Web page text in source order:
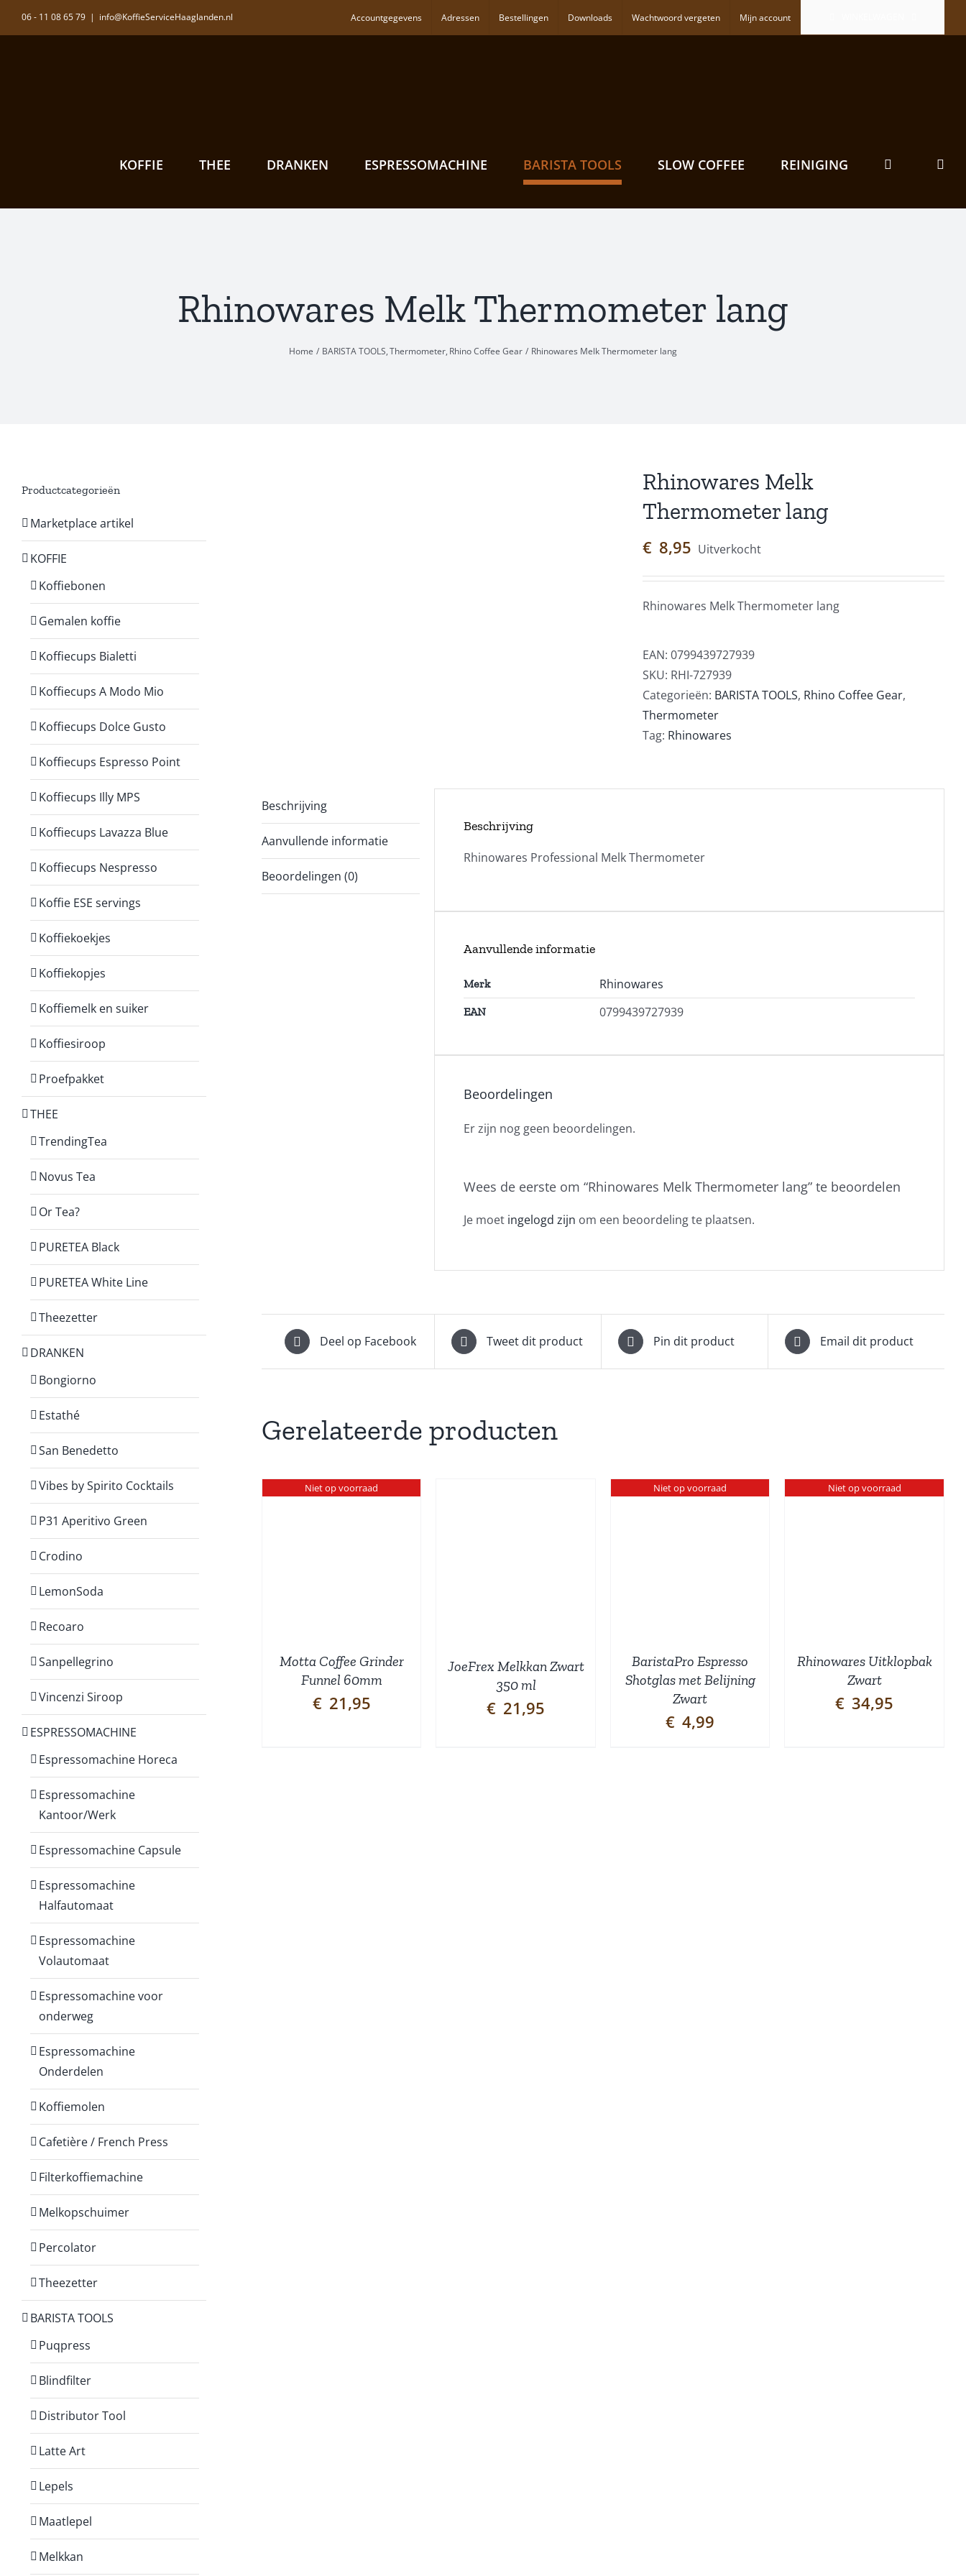
06 - 11 08 65 79 | info@KoffieServiceHaaglanden.nl Accountgegevens Adressen Bestellingen Downloads Wachtwoord vergeten Mijn account
KOFFIE THEE DRANKEN ESPRESSOMACHINE BARISTA TOOLS SLOW COFFEE REINIGING
Rhinowares Melk Thermometer lang
Home BARISTA TOOLS Thermometer Rhino Coffee Gear Rhinowares Melk Thermometer lang
Rhinowares Melk
Thermometer lang
€ 8,95 Uitverkocht
Rhinowares Melk Thermometer lang
EAN: 0799439727939
SKU: RHI-727939
Categorieën: BARISTA TOOLS, Rhino Coffee Gear,
Thermometer
Tag: Rhinowares
Beschrijving
Aanvullende informatie
Beoordelingen (0)
Beschrijving
Rhinowares Professional Melk Thermometer
Aanvullende informatie
Merk Rhinowares
EAN 0799439727939
Beoordelingen
Er zijn nog geen beoordelingen.
Wees de eerste om “Rhinowares Melk Thermometer lang” te beoordelen
Je moet ingelogd zijn om een beoordeling te plaatsen.
Deel op Facebook Tweet dit product Pin dit product Email dit product
Gerelateerde producten
Niet op voorraad
Motta Coffee Grinder
Funnel 60mm
€ 21,95
JoeFrex Melkkan Zwart
350 ml
€ 21,95
Niet op voorraad
BaristaPro Espresso
Shotglas met Belijning
Zwart
€ 4,99
Niet op voorraad
Rhinowares Uitklopbak
Zwart
€ 34,95
Productcategorieën
Marketplace artikel
KOFFIE
Koffiebonen
Gemalen koffie
Koffiecups Bialetti
Koffiecups A Modo Mio
Koffiecups Dolce Gusto
Koffiecups Espresso Point
Koffiecups Illy MPS
Koffiecups Lavazza Blue
Koffiecups Nespresso
Koffie ESE servings
Koffiekoekjes
Koffiekopjes
Koffiemelk en suiker
Koffiesiroop
Proefpakket
THEE
TrendingTea
Novus Tea
Or Tea?
PURETEA Black
PURETEA White Line
Theezetter
DRANKEN
Bongiorno
Estathé
San Benedetto
Vibes by Spirito Cocktails
P31 Aperitivo Green
Crodino
LemonSoda
Recoaro
Sanpellegrino
Vincenzi Siroop
ESPRESSOMACHINE
Espressomachine Horeca
Espressomachine
Kantoor/Werk
Espressomachine Capsule
Espressomachine
Halfautomaat
Espressomachine
Volautomaat
Espressomachine voor
onderweg
Espressomachine
Onderdelen
Koffiemolen
Cafetière / French Press
Filterkoffiemachine
Melkopschuimer
Percolator
Theezetter
BARISTA TOOLS
Puqpress
Blindfilter
Distributor Tool
Latte Art
Lepels
Maatlepel
Melkkan